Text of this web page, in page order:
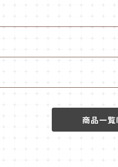
商品一覧